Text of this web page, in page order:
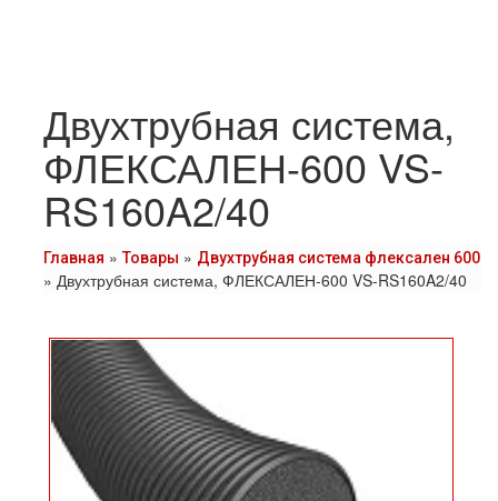
Двухтрубная система,
ФЛЕКСАЛЕН-600 VS-
RS160A2/40
Главная »Товары » Двухтрубная система флексален 600
» Двухтрубная система, ФЛЕКСАЛЕН-600 VS-RS160A2/40